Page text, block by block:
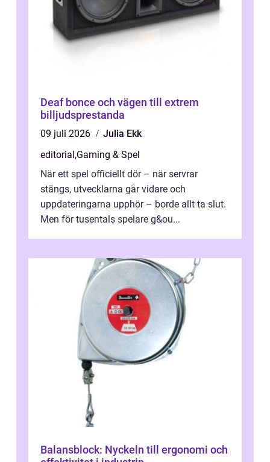
Deaf bonce och vägen till extrem
billjudsprestanda
09 juli 2026
Julia Ekk
editorial,Gaming & Spel
När ett spel officiellt dör – när servrar
stängs, utvecklarna går vidare och
uppdateringarna upphör – borde allt ta slut.
Men för tusentals spelare g&ou...
Balansblock: Nyckeln till ergonomi och